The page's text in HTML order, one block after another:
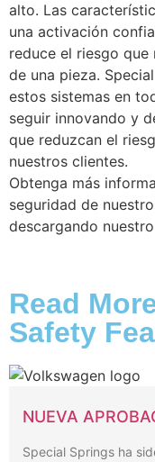
alto. Las
una activación
reduce el riesgo
de una pieza.
estos sistemas en
seguir innovando y
que reduzcan el
nuestros clientes.
Obtenga más
seguridad de
descargando
Read
Safety
NUEVA
Special Springs ha